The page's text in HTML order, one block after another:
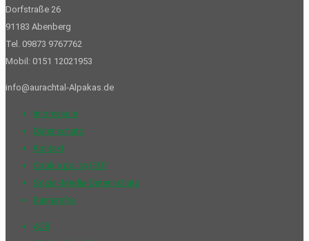
Dorfstraße 26
91183 Abenberg
Tel. 09873 9767762
Mobil: 0151 12021953
info@aurachtal-Alpakas.de
Impressum
Datenschutz
Kontakt
Cookie policy (EU)
Social-Media-Datenschutz
Barrierefrei
AGB